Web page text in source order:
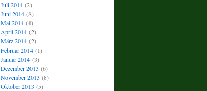
Juli 2014(2)
Juni 2014(8)
Mai 2014(4)
April 2014(2)
März 2014(2)
Februar 2014(1)
Januar 2014(3)
Dezember 2013 (6)
November 2013 (8)
Oktober 2013 (5)